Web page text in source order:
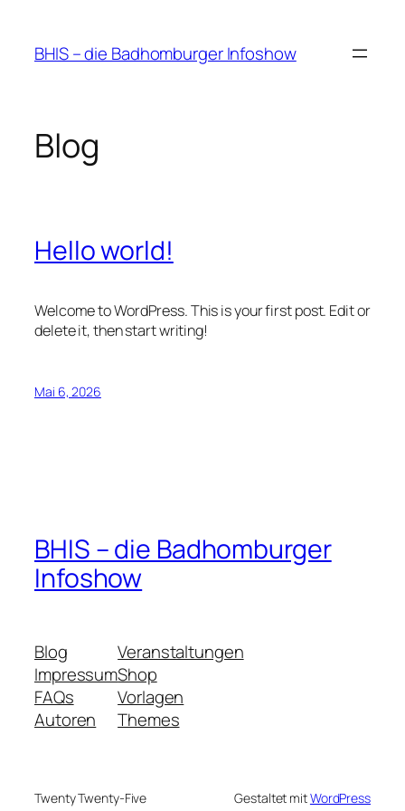
springen
BHIS – die Badhomburger Infoshow
Blog
Hello world!
Welcome to WordPress. This is your first post. Edit or
delete it, then start writing!
Mai 6, 2026
BHIS – die Badhomburger
Infoshow
Blog
Impressum
FAQs
Autoren
Veranstaltungen
Shop
Vorlagen
Themes
Twenty Twenty-Five Gestaltet mitWordPress